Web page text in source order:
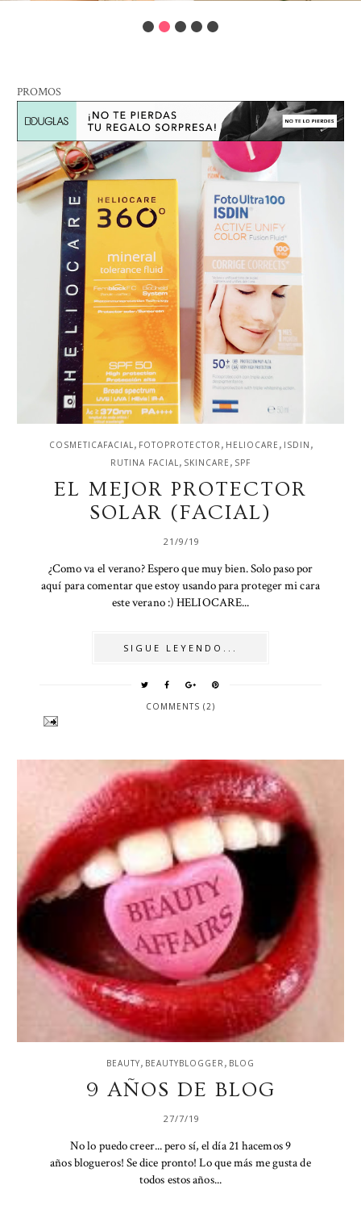
PROMOS
COSMETICAFACIAL, FOTOPROTECTOR, HELIOCARE , ISDIN ,
RUTINA FACIAL, SKINCARE , SPF
EL MEJOR PROTECTOR
SOLAR (FACIAL)
21/9/19
¿Como va el verano? Espero que muy bien. Solo paso por
aquí para comentar que estoy usando para proteger mi cara
este verano :) HELIOCARE...
SIGUE LEYENDO...
COMMENTS (2)
BEAUTY, BEAUTYBLOGGER, BLOG
9 AÑOS DE BLOG
27/7/19
No lo puedo creer... pero sí, el día 21 hacemos 9
años blogueros! Se dice pronto! Lo que más me gusta de
todos estos años...